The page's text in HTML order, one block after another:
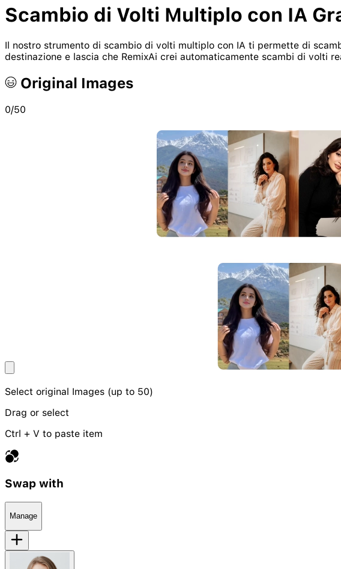
Scambio di Volti Multiplo con IA
Il nostro strumento di scambio di volti multiplo con IA ti permette di
destinazione e lascia che RemixAi crei automaticamente scambi di volti
Original Images
0/50
Select original Images (up to 50)
Drag or select
Ctrl + V to paste item
Swap with
Manage